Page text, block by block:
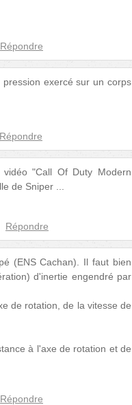
Répondre
exercé sur un corps
Répondre
"Call Of Duty Modern
de Sniper ...
Répondre
(ENS Cachan). Il faut bien
d'inertie engendré par
de rotation, de la vitesse de
à l'axe de rotation et de
Répondre